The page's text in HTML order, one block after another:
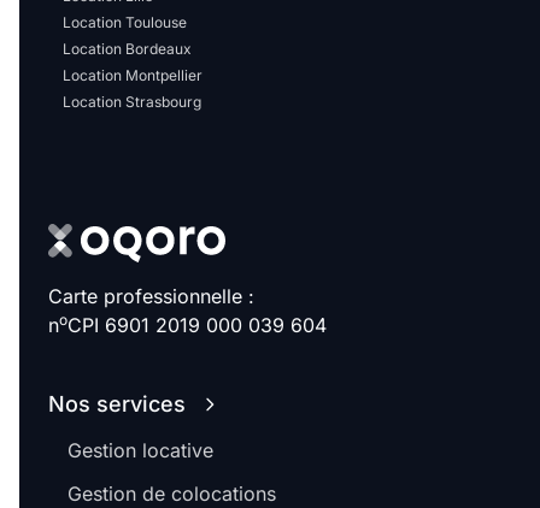
Location Toulouse
Location Bordeaux
Location Montpellier
Location Strasbourg
Carte professionnelle :
noCPI 6901 2019 000 039 604
Nos services
Gestion locative
Gestion de colocations